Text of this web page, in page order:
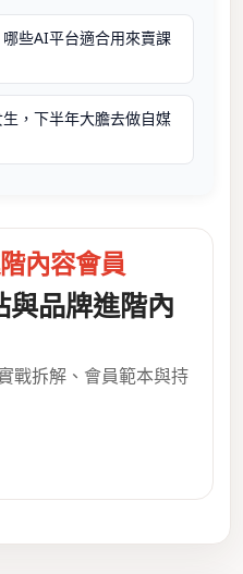
哪些AI平台適合用來賣課
生，下半年大膽去做自媒
內容會員
與品牌進階內
戰拆解、會員範本與持